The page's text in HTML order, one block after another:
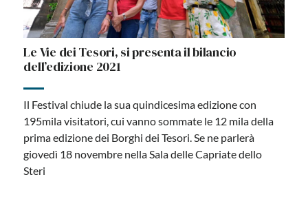
Le Vie dei Tesori, si presenta il bilancio
dell’edizione 2021
Il Festival chiude la sua quindicesima edizione con
195mila visitatori, cui vanno sommate le 12 mila della
prima edizione dei Borghi dei Tesori. Se ne parlerà
giovedì 18 novembre nella Sala delle Capriate dello
Steri